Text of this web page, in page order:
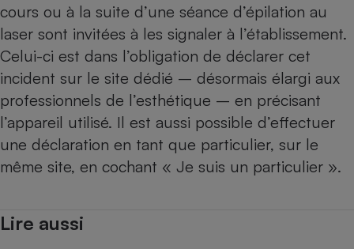
cours ou à la suite d’une séance d’épilation au
laser sont invitées à les signaler à l’établissement.
Celui-ci est dans l’obligation de déclarer cet
incident sur le site dédié – désormais élargi aux
professionnels de l’esthétique – en précisant
l’appareil utilisé. Il est aussi possible d’effectuer
une déclaration en tant que particulier, sur le
même site, en cochant « Je suis un particulier ».
Lire aussi